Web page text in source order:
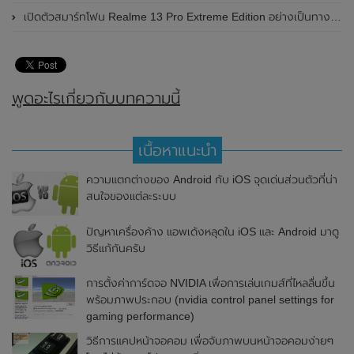
เปิดตัวสมาร์ทโฟน Realme 13 Pro Extreme Edition อย่างเป็นทางการแล้วในประเทศจีน
พูดอะไรเกี่ยวกับบทความนี้
เนื้อหาแนะนำ
ความแตกต่างของ Android กับ iOS จุดเด่นส่วนตัวที่น่า
สนใจของแต่ละระบบ
ปัญหาเครื่องค้าง แอพเด้งหลุดใน iOS และ Android มาดู
วิธีแก้กันครับ
การตั้งค่าการ์ดจอ NVIDIA เพื่อการเล่นเกมส์ที่ไหลลื่นขึ้น
พร้อมภาพประกอบ (nvidia control panel settings for
gaming performance)
วิธีการแคปหน้าจอคอม เพื่อจับภาพบนหน้าจอคอมง่ายๆ